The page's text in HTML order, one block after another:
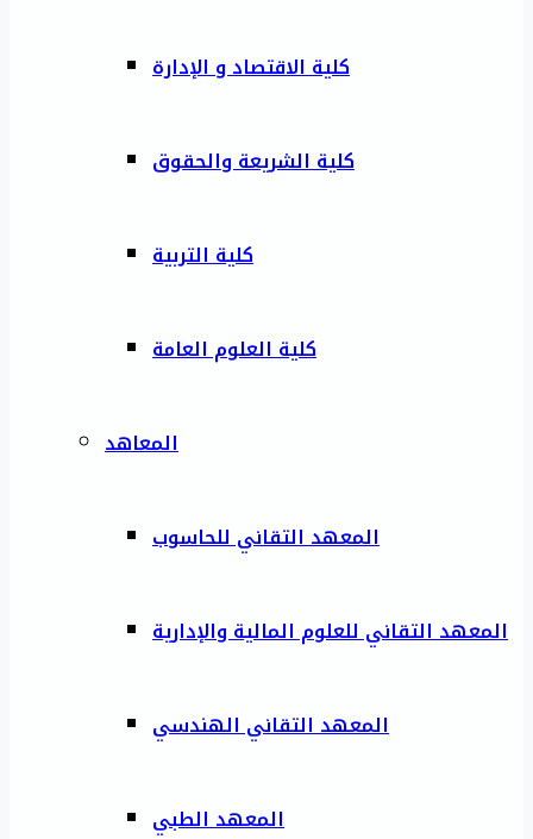
كلية الاقتصاد و الإدارة
كلية الشريعة والحقوق
كلية التربية
كلية العلوم العامة
المعاهد
المعهد التقاني للحاسوب
المعهد التقاني للعلوم المالية والإدارية
المعهد التقاني الهندسي
المعهد الطبي